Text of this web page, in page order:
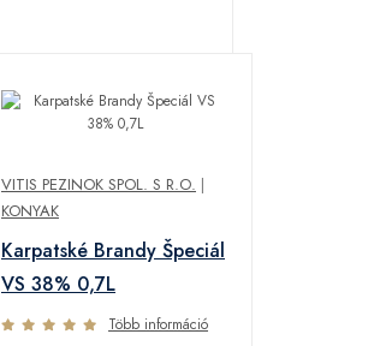
VITIS PEZINOK SPOL. S R.O. |
KONYAK
Karpatské Brandy Špeciál
VS 38% 0,7L
Több információ